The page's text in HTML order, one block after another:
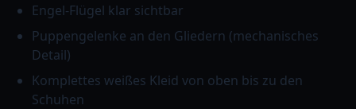
Engel-Flügel klar sichtbar
Puppengelenke an den Gliedern (mechanisches
Detail)
Komplettes weißes Kleid von oben bis zu den
Schuhen